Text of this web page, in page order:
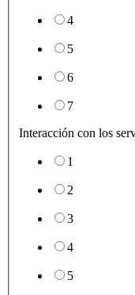
4
5
6
7
Interacción con los
1
2
3
4
5